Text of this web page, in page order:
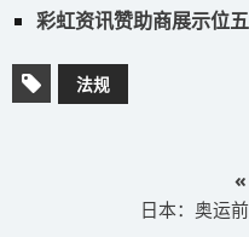
彩虹资讯赞助商展示位五
法规
日本：奥运